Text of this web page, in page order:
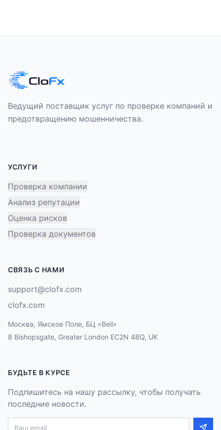
Ведущий поставщик услуг по проверке компаний и
предотвращению мошенничества.
УСЛУГИ
Проверка компании
Анализ репутации
Оценка рисков
Проверка документов
СВЯЗЬ С НАМИ
support@clofx.com
clofx.com
Москва, Ямское Поле, БЦ «Bell»
8 Bishopsgate, Greater London EC2N 4BQ, UK
БУДЬТЕ В КУРСЕ
Подпишитесь на нашу рассылку, чтобы получать
последние новости.